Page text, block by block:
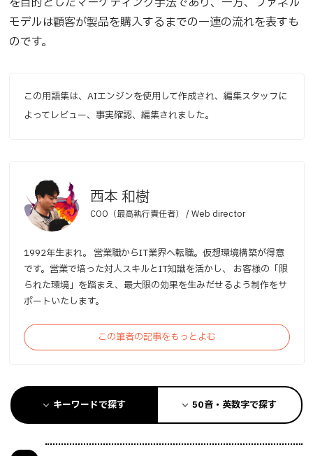
モデルは顧客が製品を購入するまでの一連の流れを表すも
のです。
この用語集は、AIエンジンを使用して作成され、編集スタッフに
よってレビュー、事実確認、編集されました。
西本 和樹
COO（最高執行責任者） / Web director
1992年生まれ。 営業職からIT業界へ転職。仮想環境構築が得意
です。営業で培った対人スキルとIT知識を活かし、 お客様の「限
られた環境」を踏まえ、最大限の効果を生みだせるよう制作をサ
ポートいたします。
この筆者の記事をもっとよむ
キーワードで探す 50音・英数字で探す